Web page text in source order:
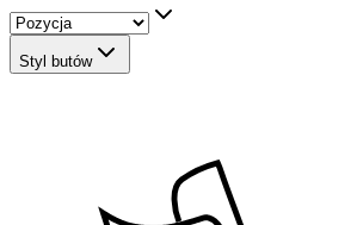
Styl butów